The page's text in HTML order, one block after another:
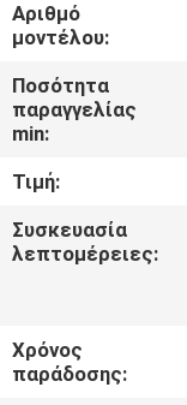
ΠΟΙΟΤΙΚΌΣ
ΈΛΕΓΧΟΣ
ΕΛΆΤΕ
ΣΕ
ΕΠΑΦΉ
ΕΙΔΉΣΕΙΣ
Αριθμό
μοντέλου:
Ποσότητα
παραγγελίας
min:
Τιμή:
Συσκευασία
λεπτομέρειες:
Χρόνος
παράδοσης: